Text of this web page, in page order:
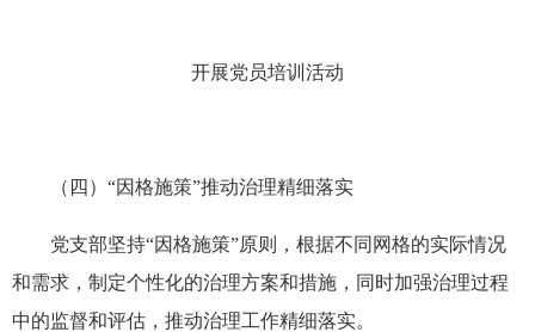
开展党员培训活动
（四）“因格施策”推动治理精细落实
党支部坚持“因格施策”原则，根据不同网格的实际情况
和需求，制定个性化的治理方案和措施，同时加强治理过程
中的监督和评估，推动治理工作精细落实。